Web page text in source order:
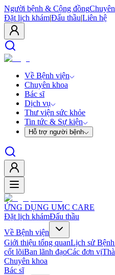
Người bệnh & Cộng đồng
Đặt lịch khám|Đấu thầu|Liên hệ
Về Bệnh viện
Chuyên khoa
Bác sĩ
Dịch vụ
Thư viện sức khỏe
Tin tức & Sự kiện
Hỗ trợ người bệnh
ỨNG DỤNG UMC CARE
Đặt lịch khámĐấu thầu
Về Bệnh viện
Giới thiệu tổng quanLịch sử
cốt lõiBan lãnh đạoCác đơn vị
Chuyên khoa
Bác sĩ